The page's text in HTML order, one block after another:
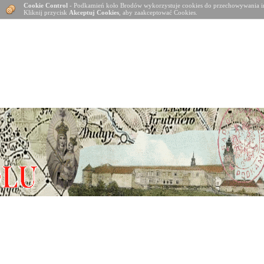
Cookie Control - Podkamień koło Brodów wykorzystuje cookies do
Kliknij przycisk Akceptuj Cookies , aby zaakceptować Cookies.